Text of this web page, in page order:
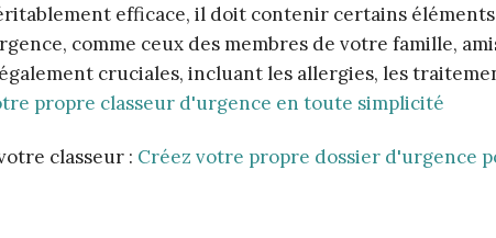
efficace, il doit contenir certains éléments
comme ceux des membres de votre famille,
cruciales, incluant les allergies, les
propre classeur d'urgence en toute simplicité
classeur : Créez votre propre dossier d'urgence